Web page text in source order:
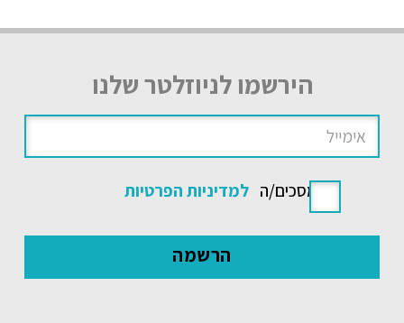
הירשמו לניוזלטר שלנו
אני מסכים/ה למדיניות הפרטיות